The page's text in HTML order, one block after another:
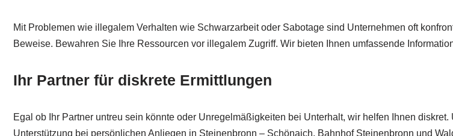
Mit Problemen wie illegalem Verhalten wie Schwarzarbeit oder Sabotage sind Unternehmen oft
Beweise. Bewahren Sie Ihre Ressourcen vor illegalem Zugriff. Wir bieten Ihnen umfassende
Ihr Partner für diskrete Ermittlungen
Egal ob Ihr Partner untreu sein könnte oder Unregelmäßigkeiten bei Unterhalt, wir helfen Ihnen
Unterstützung bei persönlichen Anliegen in Steinenbronn – Schönaich, Bahnhof Steinenbronn und